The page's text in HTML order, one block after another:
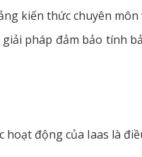
kiến thức chuyên môn
pháp đảm bảo tính
động của Iaas là